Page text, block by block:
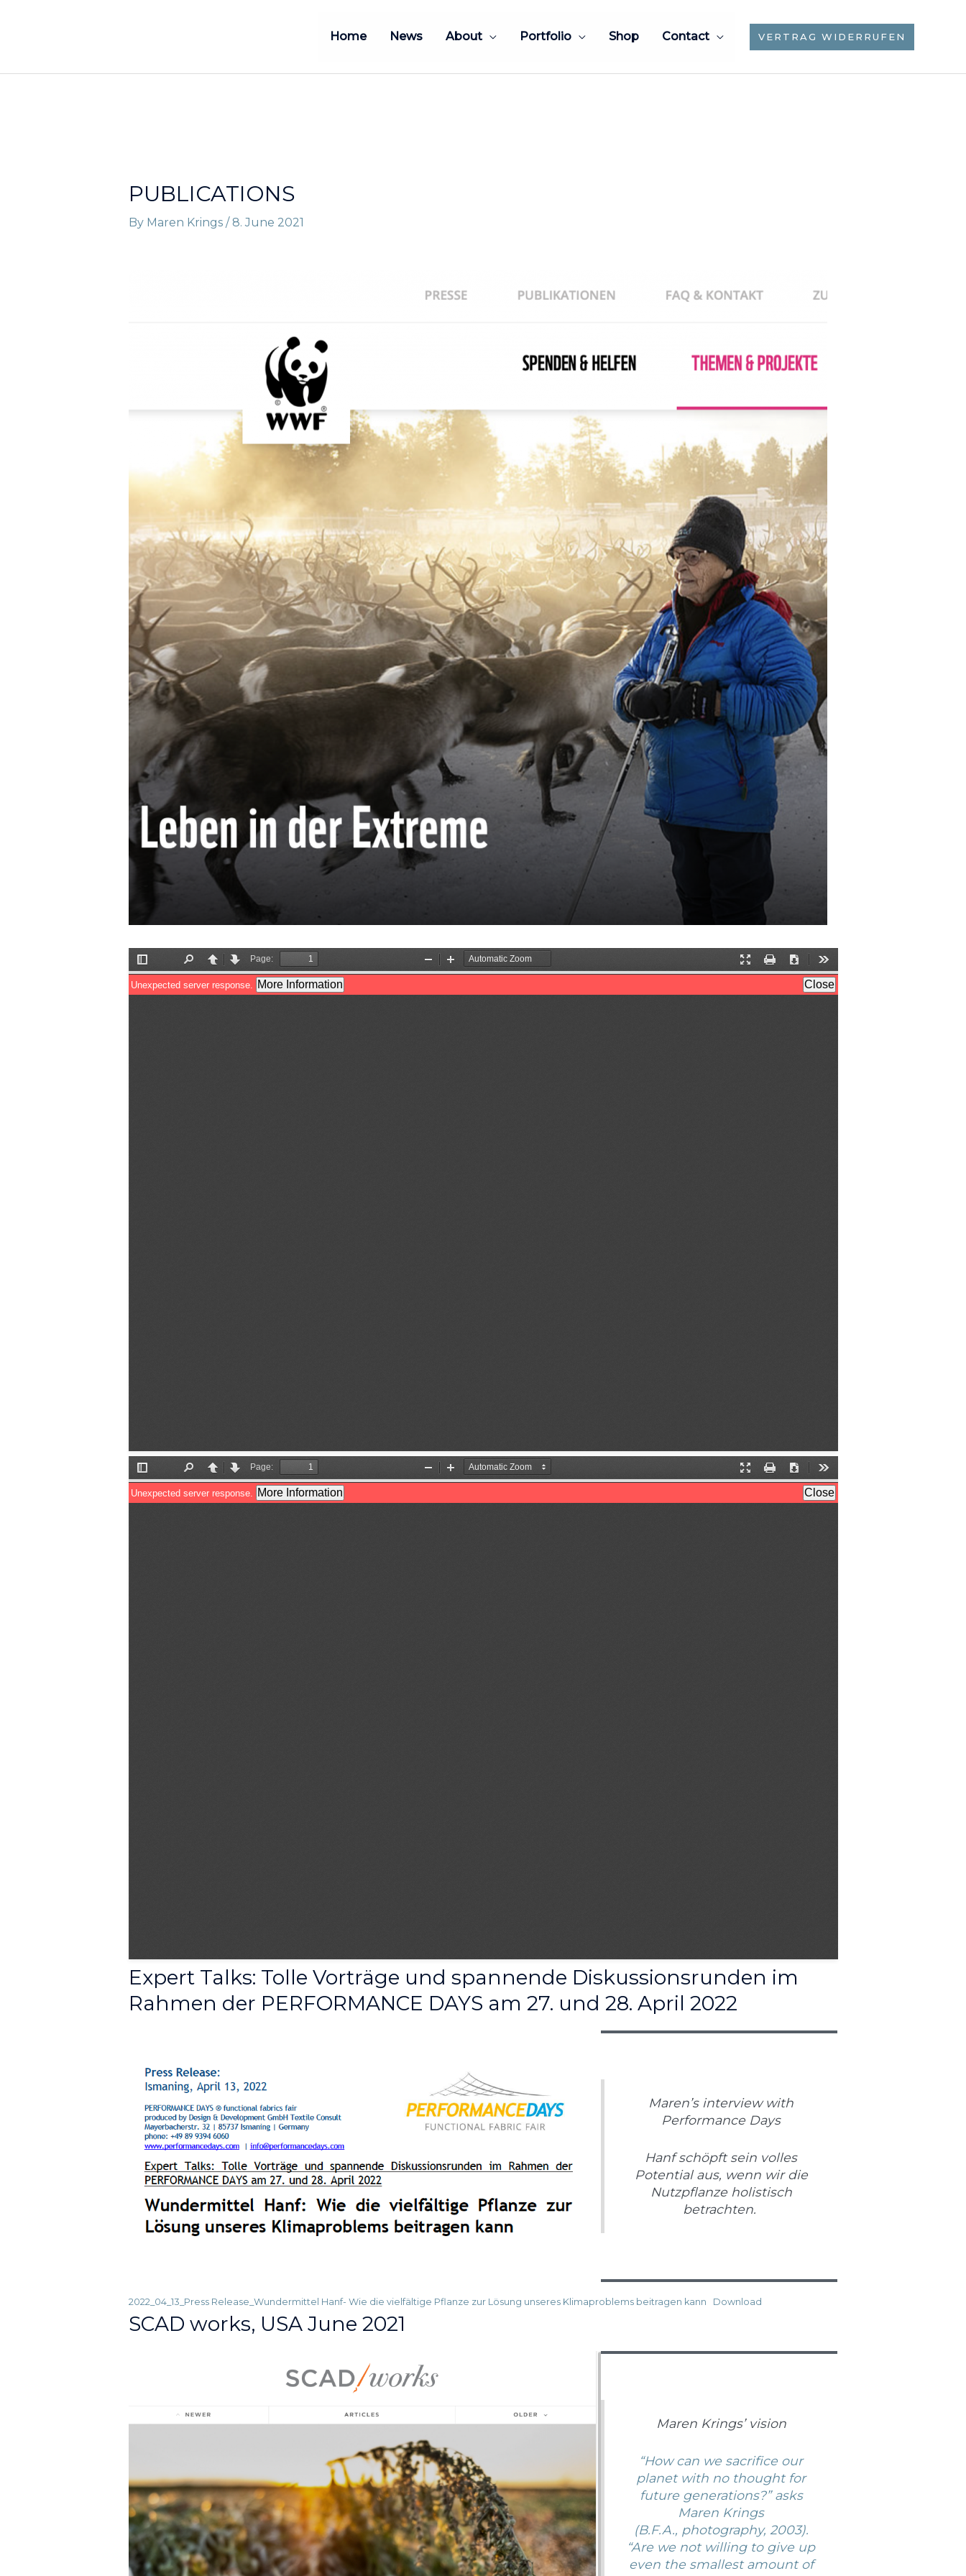
Home News About Portfolio Shop Contact VERTRAG WIDERRUFEN
PUBLICATIONS
By Maren Krings / 8. June 2021
Expert Talks: Tolle Vorträge und spannende Diskussionsrunden im
Rahmen der PERFORMANCE DAYS am 27. und 28. April 2022
Maren’s interview with
Performance Days
Hanf schöpft sein volles
Potential aus, wenn wir die
Nutzpflanze holistisch
betrachten.
2022_04_13_Press Release_Wundermittel Hanf- Wie die vielfältige Pflanze zur Lösung unseres Klimaproblems beitragen kann Download
SCAD works, USA June 2021
Maren Krings’ vision
“How can we sacrifice our
planet with no thought for
future generations?” asks
Maren Krings
(B.F.A., photography, 2003).
“Are we not willing to give up
even the smallest amount of